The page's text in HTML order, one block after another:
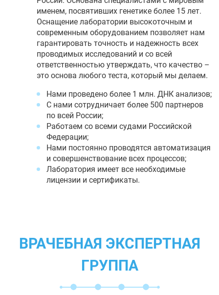
именем, посвятивших генетике более 15 лет.
Оснащение лаборатории высокоточным и
современным оборудованием позволяет нам
гарантировать точность и надежность всех
проводимых исследований и со всей
ответственностью утверждать, что качество –
это основа любого теста, который мы делаем.
Нами проведено более 1 млн. ДНК анализов;
С нами сотрудничает более 500 партнеров
по всей России;
Работаем со всеми судами Российской
Федерации;
Нами постоянно проводятся автоматизация
и совершенствование всех процессов;
Лаборатория имеет все необходимые
лицензии и сертификаты.
ВРАЧЕБНАЯ ЭКСПЕРТНАЯ
ГРУППА